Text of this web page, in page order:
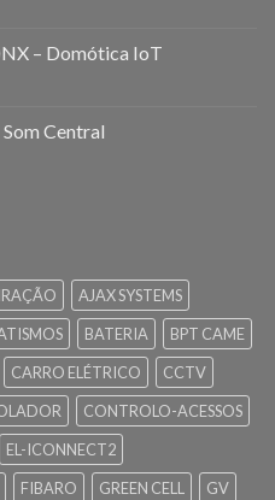
– Domótica IoT
Central
AJAX SYSTEMS
BATERIA
BPT CAME
CARRO ELÉTRICO
CCTV
CONTROLO-ACESSOS
EL-ICONNECT2
FIBARO GREEN CELL
GV